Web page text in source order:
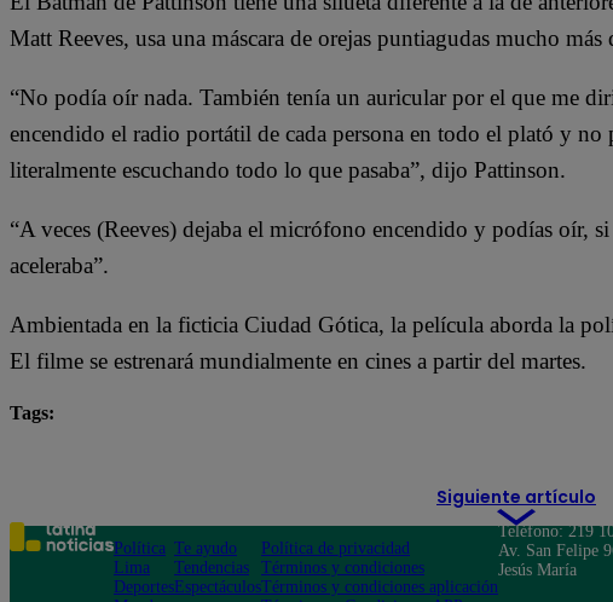
Matt Reeves, usa una máscara de orejas puntiagudas mucho más
“No podía oír nada. También tenía un auricular por el que me
encendido el radio portátil de cada persona en todo el plató y no
literalmente escuchando todo lo que pasaba”, dijo Pattinson.
“A veces (Reeves) dejaba el micrófono encendido y podías oír, si
aceleraba”.
Ambientada en la ficticia Ciudad Gótica, la película aborda la
El filme se estrenará mundialmente en cines a partir del martes.
Tags:
Siguiente artículo
Política
Lima
Deportes
Te ayudo
Tendencias
Espectáculos
Política de privacidad
Términos y condiciones
Términos y condiciones aplicación
Teléfono: 219
Av. San Felipe
Jesús María